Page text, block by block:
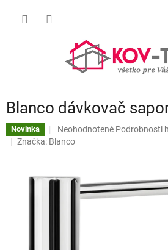
Blanco dávkovač
Novinka
Priemerné
hodnotenie
0,0
Neohodnotené Podrobnosti
Značka: Blanco